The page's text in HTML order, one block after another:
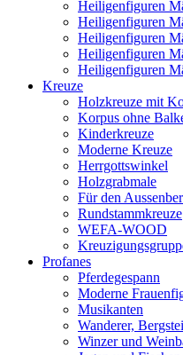
Heiligenfiguren
Heiligenfiguren
Heiligenfiguren
Heiligenfiguren
Heiligenfiguren
Kreuze
Holzkreuze mit
Korpus ohne
Kinderkreuze
Moderne Kreuze
Herrgottswinkel
Holzgrabmale
Für den
Rundstammkreuze
WEFA-WOOD
Profanes
Pferdegespann
Moderne
Musikanten
Wanderer,
Winzer und